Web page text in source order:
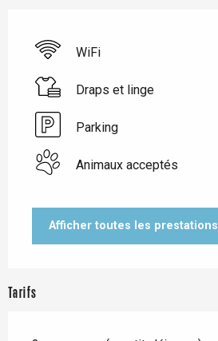
WiFi
Draps et linge
Parking
Animaux acceptés
Afficher toutes les prestations
Tarifs